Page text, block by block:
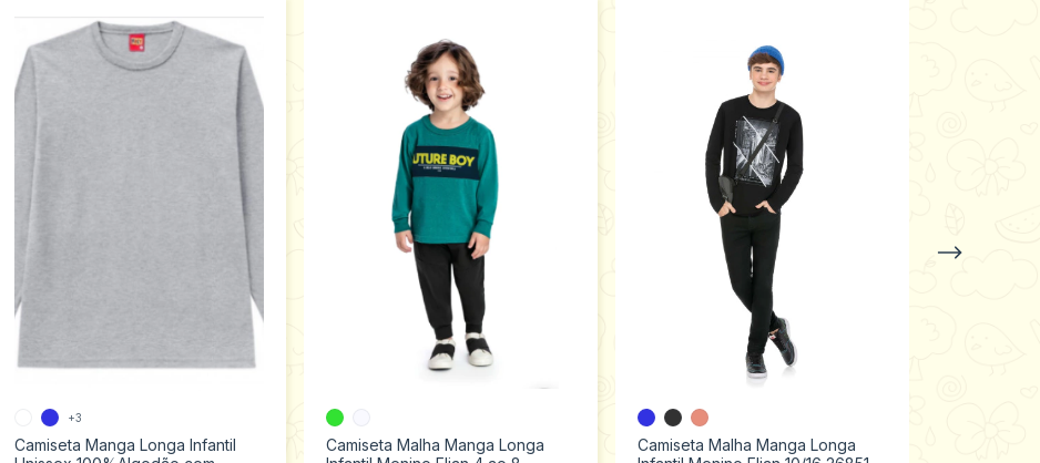
Camiseta Manga Longa Infantil
+3
Camiseta Malha Manga Longa
Camiseta Malha Manga Longa